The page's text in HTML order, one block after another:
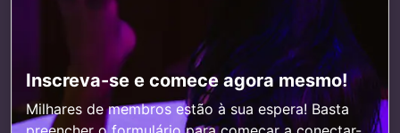
Inscreva-se e comece agora mesmo!
Milhares de membros estão à sua espera! Basta